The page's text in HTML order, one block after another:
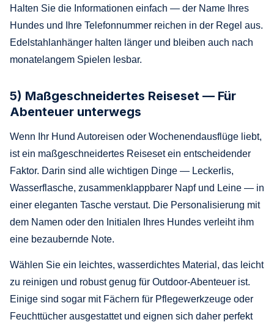
Halten Sie die Informationen einfach — der Name Ihres
Hundes und Ihre Telefonnummer reichen in der Regel aus.
Edelstahlanhänger halten länger und bleiben auch nach
monatelangem Spielen lesbar.
5) Maßgeschneidertes Reiseset — Für
Abenteuer unterwegs
Wenn Ihr Hund Autoreisen oder Wochenendausflüge liebt,
ist ein maßgeschneidertes Reiseset ein entscheidender
Faktor. Darin sind alle wichtigen Dinge — Leckerlis,
Wasserflasche, zusammenklappbarer Napf und Leine — in
einer eleganten Tasche verstaut. Die Personalisierung mit
dem Namen oder den Initialen Ihres Hundes verleiht ihm
eine bezaubernde Note.
Wählen Sie ein leichtes, wasserdichtes Material, das leicht
zu reinigen und robust genug für Outdoor-Abenteuer ist.
Einige sind sogar mit Fächern für Pflegewerkzeuge oder
Feuchttücher ausgestattet und eignen sich daher perfekt